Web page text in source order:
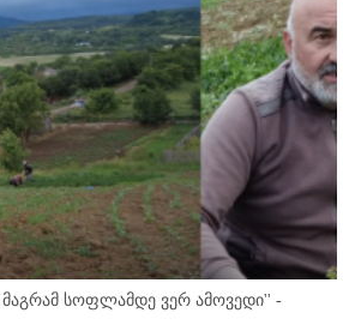
მაგრამ სოფლამდე ვერ ამოვედი'' -